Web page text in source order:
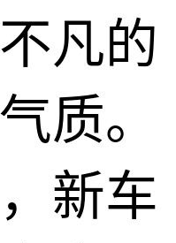
凡的
质。
新车